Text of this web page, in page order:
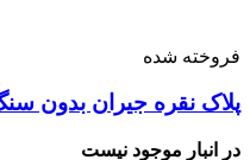
فروخته شده
پلاک نقره جیران بدون
در انبار موجود نیست